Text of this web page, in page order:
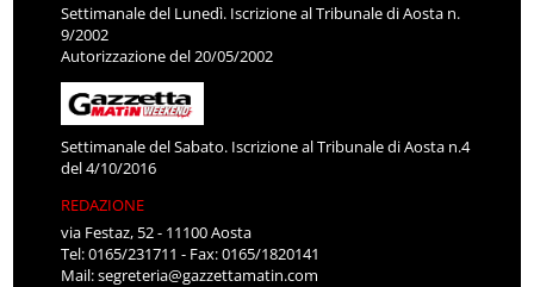
Settimanale del Lunedì. Iscrizione al Tribunale di Aosta n.
9/2002
Autorizzazione del 20/05/2002
Settimanale del Sabato. Iscrizione al Tribunale di Aosta n.4
del 4/10/2016
REDAZIONE
via Festaz, 52 - 11100 Aosta
Tel: 0165/231711 - Fax: 0165/1820141
Mail:segreteria@gazzettamatin.com